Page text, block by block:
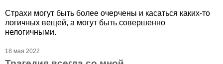
Страхи могут быть более очерчены и касаться каких-то
логичных вещей, а могут быть совершенно
нелогичными.
18 мая 2022